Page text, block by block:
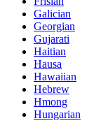
Galician
Georgian
Gujarati
Haitian
Hausa
Hawaiian
Hebrew
Hmong
Hungarian